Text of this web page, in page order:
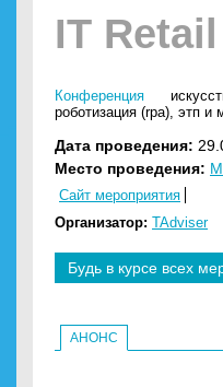
IT
Конференция
роботизация (rpa), этп и
Дата проведения:
Место проведения:
Сайт мероприятия
Организатор: TAdviser
Будь в курсе всех
АНОНС